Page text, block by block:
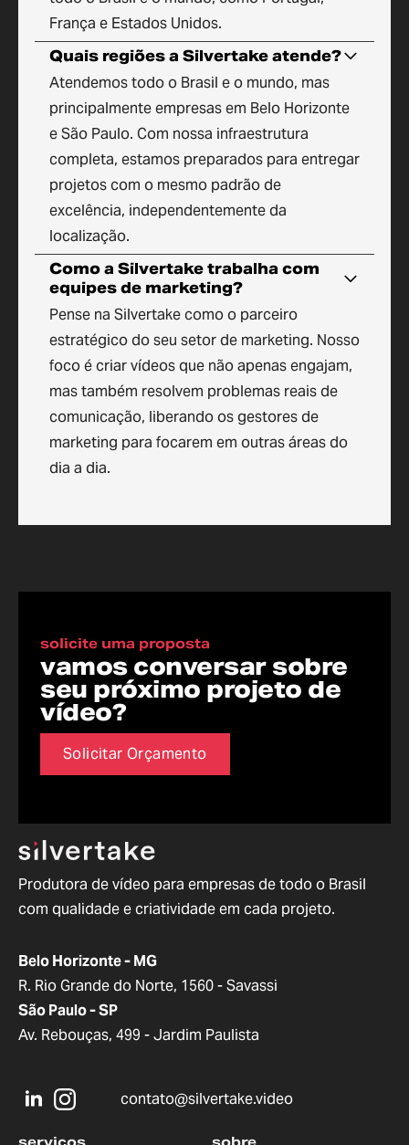
França e Estados Unidos.
Quais regiões a Silvertake atende?
Atendemos todo o Brasil e o mundo, mas
principalmente empresas em Belo Horizonte
e São Paulo. Com nossa infraestrutura
completa, estamos preparados para entregar
projetos com o mesmo padrão de
excelência, independentemente da
localização.
Como a Silvertake trabalha com
equipes de marketing?
Pense na Silvertake como o parceiro
estratégico do seu setor de marketing. Nosso
foco é criar vídeos que não apenas engajam,
mas também resolvem problemas reais de
comunicação, liberando os gestores de
marketing para focarem em outras áreas do
dia a dia.
solicite uma proposta
vamos conversar sobre
seu próximo projeto de
vídeo?
Solicitar Orçamento
Produtora de vídeo para empresas de todo o Brasil
com qualidade e criatividade em cada projeto.
Belo Horizonte - MG
R. Rio Grande do Norte, 1560 - Savassi
São Paulo - SP
Av. Rebouças, 499 - Jardim Paulista
contato@silvertake.video